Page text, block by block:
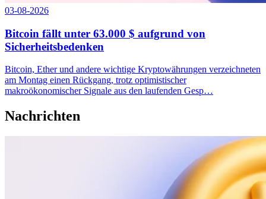
03-08-2026
Bitcoin fällt unter 63.000 $ aufgrund von
Sicherheitsbedenken
Bitcoin, Ether und andere wichtige Kryptowährungen verzeichneten
am Montag einen Rückgang, trotz optimistischer
makroökonomischer Signale aus den laufenden Gesp…
Nachrichten